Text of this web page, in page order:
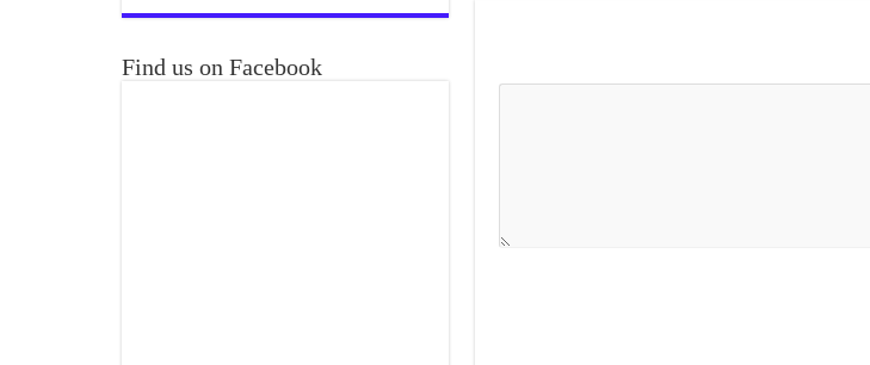
Find us on Facebook